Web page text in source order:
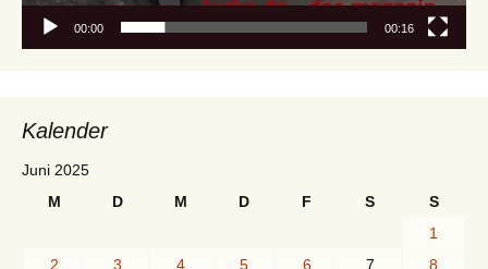
00:00 00:16
Kalender
Juni 2025
M
D M D F S
S
1
2
3 4 5 6 7
8